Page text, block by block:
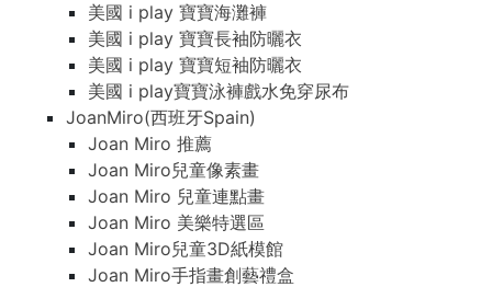
美國 i play 寶寶海灘褲
美國 i play 寶寶長袖防曬衣
美國 i play 寶寶短袖防曬衣
美國 i play寶寶泳褲戲水免穿尿布
JoanMiro(西班牙Spain)
Joan Miro 推薦
Joan Miro兒童像素畫
Joan Miro 兒童連點畫
Joan Miro 美樂特選區
Joan Miro兒童3D紙模館
Joan Miro手指畫創藝禮盒